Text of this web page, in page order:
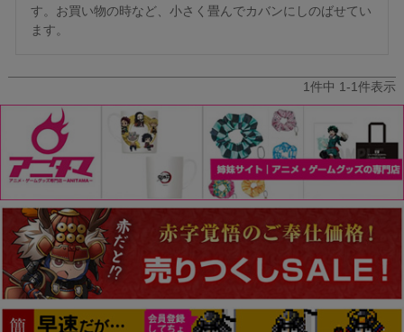
す。お買い物の時など、小さく畳んでカバンにしのばせてい
ます。
1件中 1-1件表示